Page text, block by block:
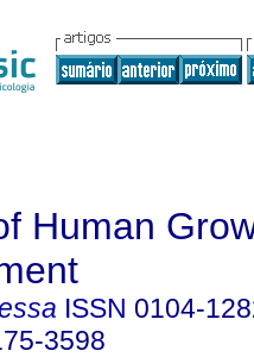
Human
ISSN 0104-
3598